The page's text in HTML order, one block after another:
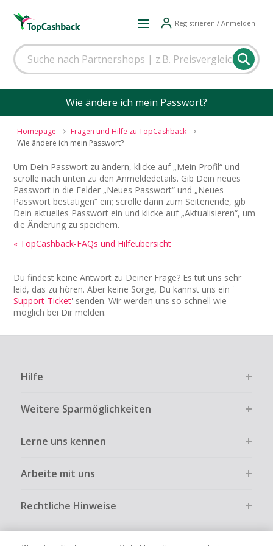
Registrieren / Anmelden
Wie ändere ich mein Passwort?
Homepage
Fragen und Hilfe zu TopCashback
Wie ändere ich mein Passwort?
Um Dein Passwort zu ändern, klicke auf „Mein Profil“ und
scrolle nach unten zu den Anmeldedetails. Gib Dein neues
Passwort in die Felder „Neues Passwort“ und „Neues
Passwort bestätigen“ ein; scrolle dann zum Seitenende, gib
Dein aktuelles Passwort ein und klicke auf „Aktualisieren“, um
die Änderung zu speichern.
« TopCashback-FAQs und Hilfeübersicht
Du findest keine Antwort zu Deiner Frage? Es tut uns sehr
leid, das zu hören. Aber keine Sorge, Du kannst uns ein '
Support-Ticket' senden. Wir werden uns so schnell wie
möglich bei Dir melden.
Hilfe
Weitere Sparmöglichkeiten
Lerne uns kennen
Arbeite mit uns
Rechtliche Hinweise